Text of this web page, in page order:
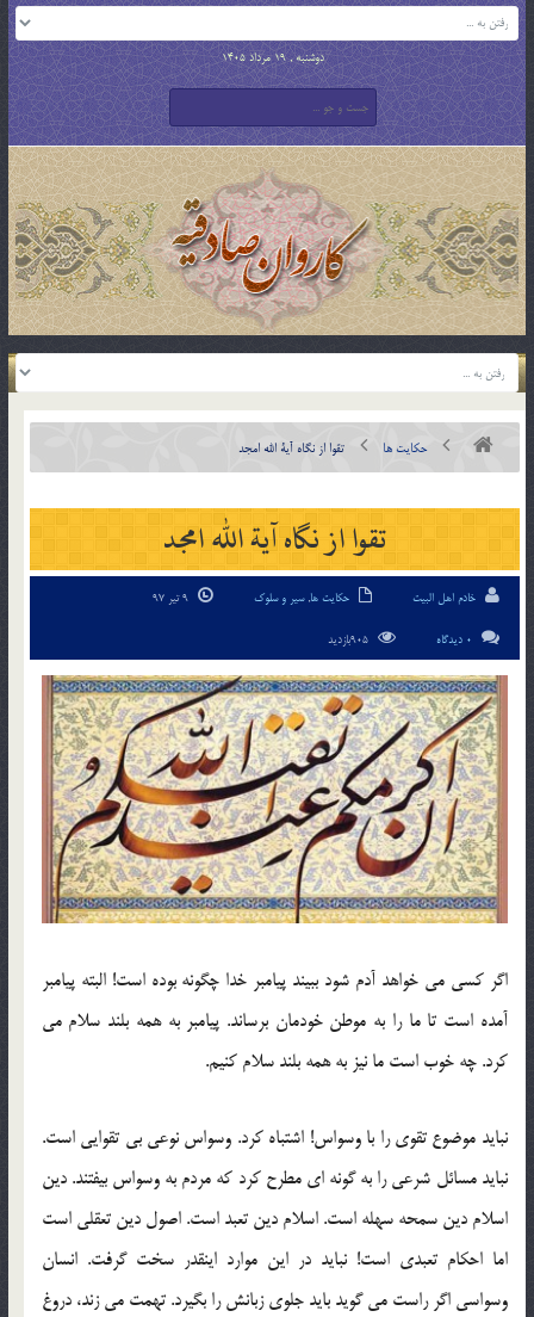
دوشنبه , 19 مرداد 1405
حکایت ها تقوا از نگاه آیة الله امجد
تقوا از نگاه آیة الله امجد
خادم اهل البیت حکایت ها,سیر و سلوک
0 دیدگاه
اگر كسي مي خواهد آدم شود ببيند پيامبر خدا چگونه بوده است! البته پيامبر
آمده است تا ما را به موطن خودمان برساند. پيامبر به همه بلند سلام مي
كرد. چه خوب است ما نيز به همه بلند سلام كنيم.
نبايد موضوع تقوي را با وسواس! اشتباه كرد. وسواس نوعي بي تقوايي است.
نبايد مسائل شرعي را به گونه اي مطرح كرد كه مردم به وسواس بيفتند. دين
اسلام دين سمحه سهله است. اسلام دين تعبد است. اصول دين تعقلي است
اما احكام تعبدي است! نبايد در اين موارد اينقدر سخت گرفت. انسان
وسواسي اگر راست مي گويد بايد جلوي زبانش را بگيرد. تهمت مي زند، دروغ